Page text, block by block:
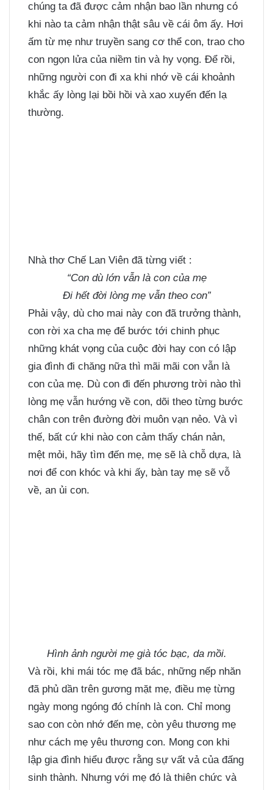
chúng ta đã được cảm nhận bao lần nhưng có
khi nào ta cảm nhận thật sâu về cái ôm ấy. Hơi
ấm từ mẹ như truyền sang cơ thể con, trao cho
con ngọn lửa của niềm tin và hy vọng. Để rồi,
những người con đi xa khi nhớ về cái khoảnh
khắc ấy lòng lại bồi hồi và xao xuyến đến lạ
thường.
Nhà thơ Chế Lan Viên đã từng viết :
“Con dù lớn vẫn là con của mẹ
Đi hết đời lòng mẹ vẫn theo con”
Phải vậy, dù cho mai này con đã trưởng thành,
con rời xa cha mẹ để bước tới chinh phục
những khát vọng của cuộc đời hay con có lập
gia đình đi chăng nữa thì mãi mãi con vẫn là
con của mẹ. Dù con đi đến phương trời nào thì
lòng mẹ vẫn hướng về con, dõi theo từng bước
chân con trên đường đời muôn vạn nẻo. Và vì
thế, bất cứ khi nào con cảm thấy chán nản,
mệt mỏi, hãy tìm đến mẹ, mẹ sẽ là chỗ dựa, là
nơi để con khóc và khi ấy, bàn tay mẹ sẽ vỗ
về, an ủi con.
Hình ảnh người mẹ già tóc bạc, da mồi.
Và rồi, khi mái tóc mẹ đã bác, những nếp nhăn
đã phủ dần trên gương mặt mẹ, điều mẹ từng
ngày mong ngóng đó chính là con. Chỉ mong
sao con còn nhớ đến mẹ, còn yêu thương mẹ
như cách mẹ yêu thương con. Mong con khi
lập gia đình hiểu được rằng sự vất vả của đấng
sinh thành. Nhưng với mẹ đó là thiên chức và